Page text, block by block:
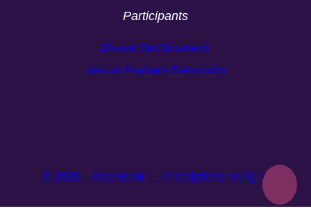
Participants
Envoyer Des Documents
Voir Les Prochains Événements
© 2026 – inscris-toi ! – Inscriptions en ligne